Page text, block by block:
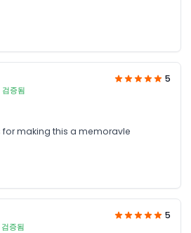
검증됨
5
for making this a memoravle
검증됨
5